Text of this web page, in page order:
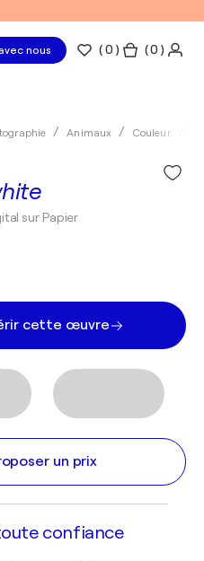
nous (0 ) ( 0 )
Animaux Couleur
sur Papier
cette œuvre
un prix
confiance